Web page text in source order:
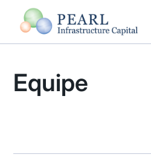
Equipe